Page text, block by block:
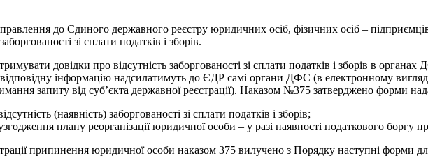
до Єдиного державного реєстру юридичних осіб, фізичних осіб –
зі сплати податків і зборів.
довідки про відсутність заборгованості зі сплати податків і зборів в
інформацію надсилатимуть до ЄДР самі органи ДФС (в електронному
запиту від суб’єкта державної реєстрації). Наказом №375 затверджено форми
(наявність) заборгованості зі сплати податків і зборів;
плану реорганізації юридичної особи – у разі наявності податкового боргу
припинення юридичної особи наказом 375 вилучено з Порядку наступні форми